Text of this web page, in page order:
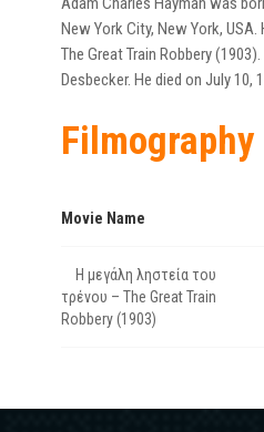
New York City, New York,
The Great Train Robbery
Desbecker. He died on July 10,
Filmography
Movie Name
Η μεγάλη ληστεία του
τρένου – The Great Train
Robbery (1903)